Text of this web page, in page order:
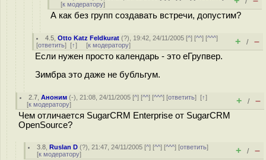
[к модератору]
А как без групп создавать встречи, допустим?
4.5 ,Otto Katz Feldkurat (?), 19:42, 24/11/2005 [^] [^^] [^^^]
[ответить] [↑] [к модератору] + / –
Если нужен просто календарь - это еГрупвер.
Зимбра это даже не бубльгум.
2.7 ,Аноним (-), 21:08, 24/11/2005 [^] [^^] [^^^] [ответить][↑]
[к модератору] + / –
Чем отличается SugarCRM Enterprise от SugarCRM
OpenSource?
3.8 ,Ruslan D (?), 21:47, 24/11/2005 [^] [^^] [^^^] [ответить]
[к модератору] + / –